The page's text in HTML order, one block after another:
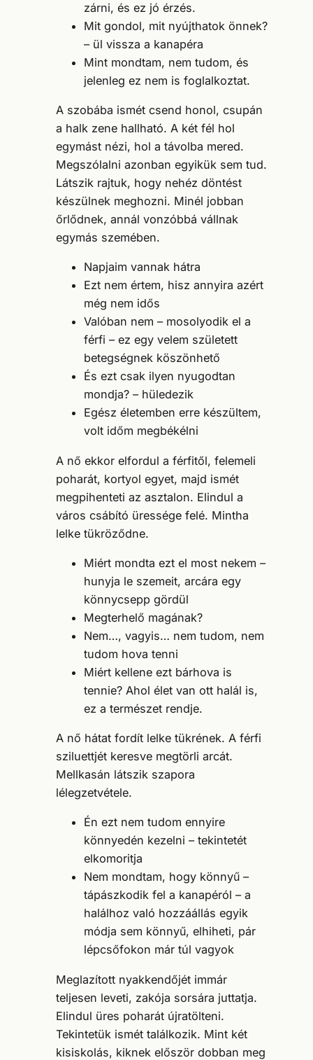
zárni, és ez jó érzés.
Mit gondol, mit nyújthatok önnek?
– ül vissza a kanapéra
Mint mondtam, nem tudom, és
jelenleg ez nem is foglalkoztat.
A szobába ismét csend honol, csupán
a halk zene hallható. A két fél hol
egymást nézi, hol a távolba mered.
Megszólalni azonban egyikük sem tud.
Látszik rajtuk, hogy nehéz döntést
készülnek meghozni. Minél jobban
őrlődnek, annál vonzóbbá vállnak
egymás szemében.
Napjaim vannak hátra
Ezt nem értem, hisz annyira azért
még nem idős
Valóban nem – mosolyodik el a
férfi – ez egy velem született
betegségnek köszönhető
És ezt csak ilyen nyugodtan
mondja? – hüledezik
Egész életemben erre készültem,
volt időm megbékélni
A nő ekkor elfordul a férfitől, felemeli
poharát, kortyol egyet, majd ismét
megpihenteti az asztalon. Elindul a
város csábító üressége felé. Mintha
lelke tükröződne.
Miért mondta ezt el most nekem –
hunyja le szemeit, arcára egy
könnycsepp gördül
Megterhelő magának?
Nem…, vagyis… nem tudom, nem
tudom hova tenni
Miért kellene ezt bárhova is
tennie? Ahol élet van ott halál is,
ez a természet rendje.
A nő hátat fordít lelke tükrének. A férfi
sziluettjét keresve megtörli arcát.
Mellkasán látszik szapora
lélegzetvétele.
Én ezt nem tudom ennyire
könnyedén kezelni – tekintetét
elkomoritja
Nem mondtam, hogy könnyű –
tápászkodik fel a kanapéról – a
halálhoz való hozzáállás egyik
módja sem könnyű, elhiheti, pár
lépcsőfokon már túl vagyok
Meglazított nyakkendőjét immár
teljesen leveti, zakója sorsára juttatja.
Elindul üres poharát újratölteni.
Tekintetük ismét találkozik. Mint két
kisiskolás, kiknek először dobban meg